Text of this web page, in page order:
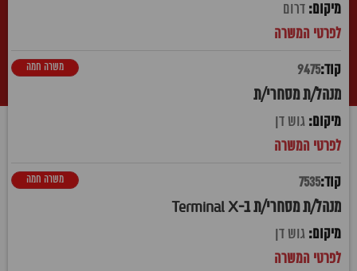
דרום
9475
מנהל/ת מסחרי/ת
משרה חמה
גוש דן
7535
מנהל/ת מסחרי/ת ב-Terminal X
משרה חמה
גוש דן